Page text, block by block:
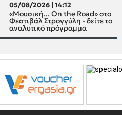
05/08/2026 | 14:12
«Μουσική... On the Road» στο
Φεστιβάλ Στρογγύλη - δείτε το
αναλυτικό πρόγραμμα